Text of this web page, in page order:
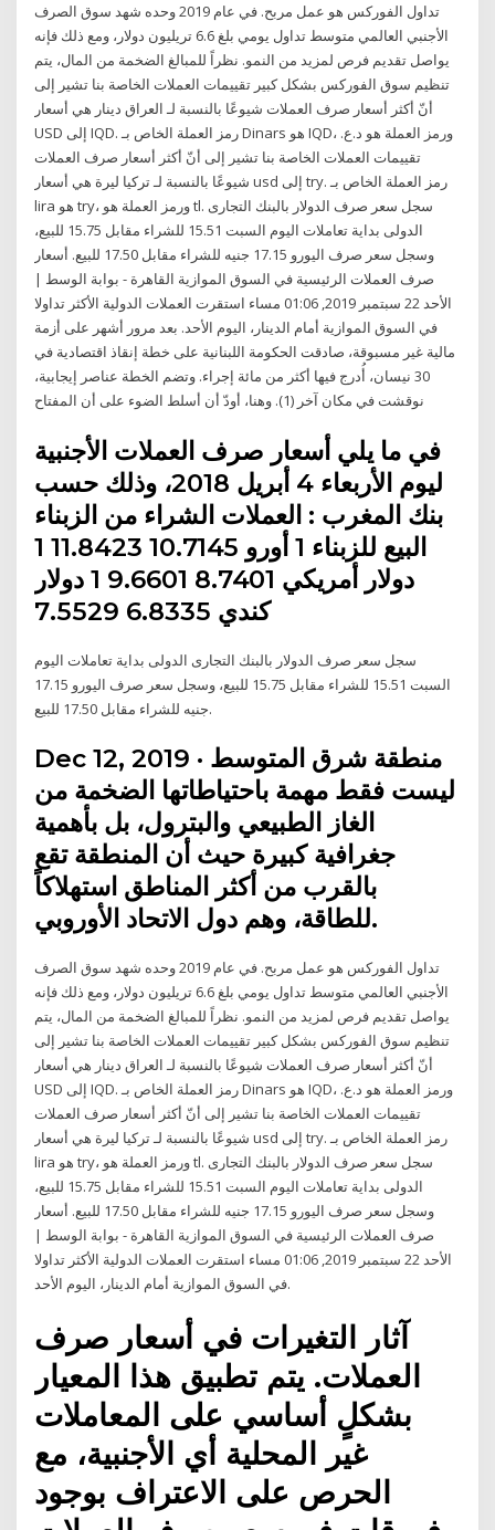
تداول الفوركس هو عمل مربح. في عام 2019 وحده شهد سوق الصرف
الأجنبي العالمي متوسط تداول يومي بلغ 6.6 تريليون دولار، ومع ذلك فإنه
يواصل تقديم فرص لمزيد من النمو. نظراً للمبالغ الضخمة من المال، يتم
تنظيم سوق الفوركس بشكل كبير تقييمات العملات الخاصة بنا تشير إلى
أنّ أكثر أسعار صرف العملات شيوعًا بالنسبة لـ العراق دينار هي أسعار
USD إلى IQD. رمز العملة الخاص بـ Dinars هو IQD، ورمز العملة هو د.ع.
تقييمات العملات الخاصة بنا تشير إلى أنّ أكثر أسعار صرف العملات
شيوعًا بالنسبة لـ تركيا ليرة هي أسعار usd إلى try. رمز العملة الخاص بـ
lira هو try، ورمز العملة هو tl. سجل سعر صرف الدولار بالبنك التجارى
الدولى بداية تعاملات اليوم السبت 15.51 للشراء مقابل 15.75 للبيع،
وسجل سعر صرف اليورو 17.15 جنيه للشراء مقابل 17.50 للبيع. أسعار
صرف العملات الرئيسية في السوق الموازية القاهرة - بوابة الوسط |
الأحد 22 سبتمبر 2019, 01:06 مساء استقرت العملات الدولية الأكثر تداولا
في السوق الموازية أمام الدينار، اليوم الأحد. بعد مرور أشهر على أزمة
مالية غير مسبوقة، صادقت الحكومة اللبنانية على خطة إنقاذ اقتصادية في
30 نيسان، أُدرج فيها أكثر من مائة إجراء. وتضم الخطة عناصر إيجابية،
نوقشت في مكان آخر (1). وهنا، أودّ أن أسلط الضوء على أن المفتاح
في ما يلي أسعار صرف العملات الأجنبية
ليوم الأربعاء 4 أبريل 2018، وذلك حسب
بنك المغرب : العملات الشراء من الزبناء
البيع للزبناء 1 أورو 10.7145 11.8423 1
دولار أمريكي 8.7401 9.6601 1 دولار
كندي 6.8335 7.5529
سجل سعر صرف الدولار بالبنك التجارى الدولى بداية تعاملات اليوم
السبت 15.51 للشراء مقابل 15.75 للبيع، وسجل سعر صرف اليورو 17.15
جنيه للشراء مقابل 17.50 للبيع.
Dec 12, 2019 · منطقة شرق المتوسط
ليست فقط مهمة باحتياطاتها الضخمة من
الغاز الطبيعي والبترول، بل بأهمية
جغرافية كبيرة حيث أن المنطقة تقع
بالقرب من أكثر المناطق استهلاكاً
للطاقة، وهم دول الاتحاد الأوروبي.
تداول الفوركس هو عمل مربح. في عام 2019 وحده شهد سوق الصرف
الأجنبي العالمي متوسط تداول يومي بلغ 6.6 تريليون دولار، ومع ذلك فإنه
يواصل تقديم فرص لمزيد من النمو. نظراً للمبالغ الضخمة من المال، يتم
تنظيم سوق الفوركس بشكل كبير تقييمات العملات الخاصة بنا تشير إلى
أنّ أكثر أسعار صرف العملات شيوعًا بالنسبة لـ العراق دينار هي أسعار
USD إلى IQD. رمز العملة الخاص بـ Dinars هو IQD، ورمز العملة هو د.ع.
تقييمات العملات الخاصة بنا تشير إلى أنّ أكثر أسعار صرف العملات
شيوعًا بالنسبة لـ تركيا ليرة هي أسعار usd إلى try. رمز العملة الخاص بـ
lira هو try، ورمز العملة هو tl. سجل سعر صرف الدولار بالبنك التجارى
الدولى بداية تعاملات اليوم السبت 15.51 للشراء مقابل 15.75 للبيع،
وسجل سعر صرف اليورو 17.15 جنيه للشراء مقابل 17.50 للبيع. أسعار
صرف العملات الرئيسية في السوق الموازية القاهرة - بوابة الوسط |
الأحد 22 سبتمبر 2019, 01:06 مساء استقرت العملات الدولية الأكثر تداولا
في السوق الموازية أمام الدينار، اليوم الأحد.
آثار التغيرات في أسعار صرف
العملات. يتم تطبيق هذا المعيار
بشكلٍ أساسي على المعاملات
غير المحلية أي الأجنبية، مع
الحرص على الاعتراف بوجود